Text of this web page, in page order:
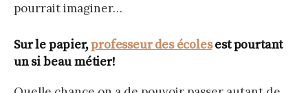
pourrait imaginer…
Sur le papier,professeur des écolesest pourtant
un si beau métier!